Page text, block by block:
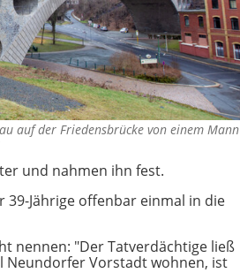
auf der Friedensbrücke von einem Mann
und nahmen ihn fest.
Jährige offenbar einmal in die
nennen: "Der Tatverdächtige ließ
Neundorfer Vorstadt wohnen, ist